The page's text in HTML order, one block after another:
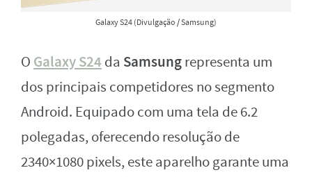
Galaxy S24 (Divulgação / Samsung)
O Galaxy S24 da Samsungrepresenta um
dos principais competidores no segmento
Android. Equipado com uma tela de 6.2
polegadas, oferecendo resolução de
2340×1080 pixels, este aparelho garante uma